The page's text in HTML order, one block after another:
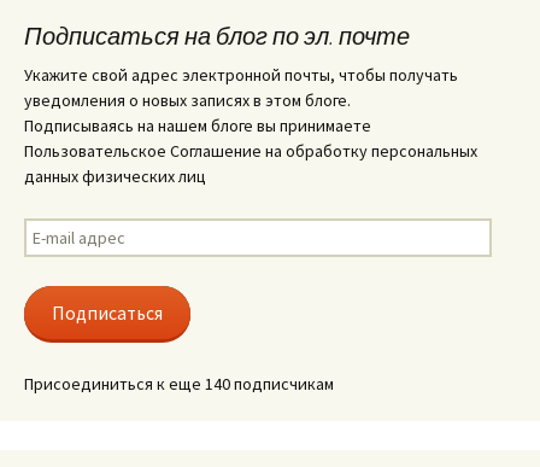
Подписаться на блог по эл. почте
Укажите свой адрес электронной почты, чтобы получать
уведомления о новых записях в этом блоге.
Подписываясь на нашем блоге вы принимаете
Пользовательское Соглашение на обработку персональных
данных физических лиц
E-
mail
Подписаться
Присоединиться к еще 140 подписчикам